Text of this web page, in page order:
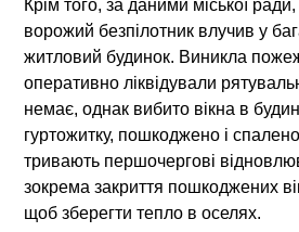
Крім того, за даними міської
ворожий безпілотник влучив у
житловий будинок. Виникла
оперативно ліквідували
немає, однак вибито вікна в
гуртожитку, пошкоджено і спалено
тривають першочергові
зокрема закриття пошкоджених
щоб зберегти тепло в оселях.